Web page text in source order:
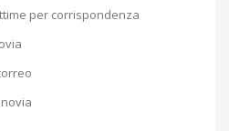
per corrispondenza